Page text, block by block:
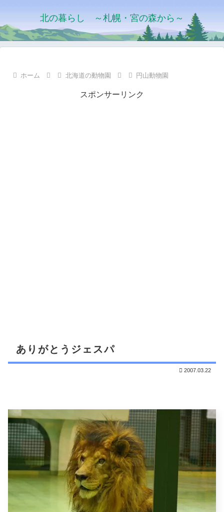
北の暮らし ～札幌・宮の森から～
ホーム 北海道の動物園 円山動物園
スポンサーリンク
ありがとうジェスパ
2007.03.22